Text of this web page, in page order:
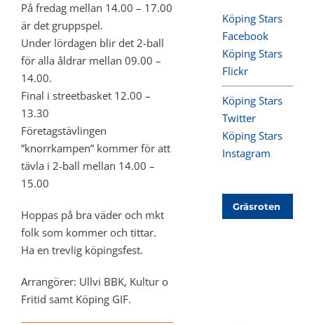
På fredag mellan 14.00 – 17.00
är det gruppspel.
Under lördagen blir det 2-ball
för alla åldrar mellan 09.00 –
14.00.
Final i streetbasket 12.00 –
13.30
Företagstävlingen
”knorrkampen” kommer för att
tävla i 2-ball mellan 14.00 –
15.00
Hoppas på bra väder och mkt
folk som kommer och tittar.
Ha en trevlig köpingsfest.
Arrangörer: Ullvi BBK, Kultur o
Fritid samt Köping GIF.
Köping Stars
Facebook
Köping Stars
Flickr
Köping Stars
Twitter
Köping Stars
Instagram
Gräsroten